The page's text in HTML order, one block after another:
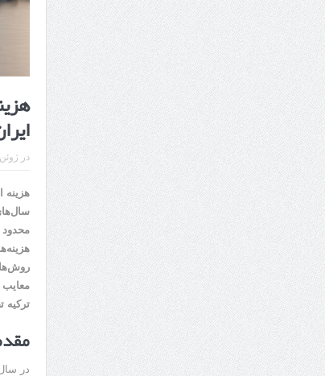
در ژوئن 29, 2026
هزینه
معایب
ترکیه
در